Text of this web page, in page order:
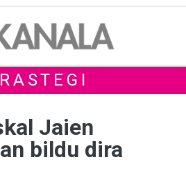
Jaien
bildu dira